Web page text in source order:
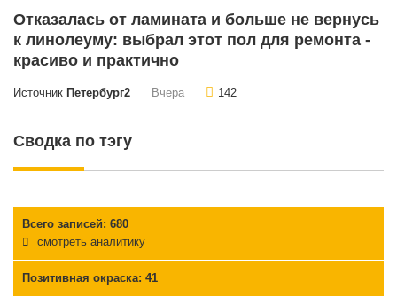
Отказалась от ламината и больше не вернусь
к линолеуму: выбрал этот пол для ремонта -
красиво и практично
Источник Петербург2 Вчера 142
Сводка по тэгу
Всего записей: 680
смотреть аналитику
Позитивная окраска: 41